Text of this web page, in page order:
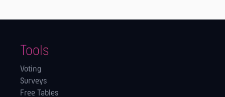
Tools
Voting
Surveys
Free Tables